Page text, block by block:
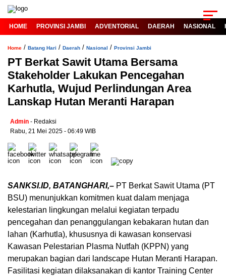
HOME PROVINSI JAMBI ADVENTORIAL DAERAH NASIONAL
Home / Batang Hari / Daerah / Nasional / Provinsi Jambi
PT Berkat Sawit Utama Bersama
Stakeholder Lakukan Pencegahan
Karhutla, Wujud Perlindungan Area
Lanskap Hutan Meranti Harapan
Admin - Redaksi
Rabu, 21 Mei 2025 - 06:49 WIB
SANKSI.ID, BATANGHARI,– PT Berkat Sawit Utama (PT
BSU) menunjukkan komitmen kuat dalam menjaga
kelestarian lingkungan melalui kegiatan terpadu
pencegahan dan penanggulangan kebakaran hutan dan
lahan (Karhutla), khususnya di kawasan konservasi
Kawasan Pelestarian Plasma Nutfah (KPPN) yang
merupakan bagian dari landscape Hutan Meranti Harapan.
Fasilitasi kegiatan dilaksanakan di kantor Training Center